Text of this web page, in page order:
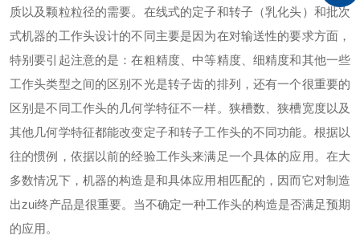
质以及颗粒粒径的需要。在线式的定子和转子（乳化头）和批次
式机器的工作头设计的不同主要是因为在对输送性的要求方面，
特别要引起注意的是：在粗精度、中等精度、细精度和其他一些
工作头类型之间的区别不光是转子齿的排列，还有一个很重要的
区别是不同工作头的几何学特征不一样。狭槽数、狭槽宽度以及
其他几何学特征都能改变定子和转子工作头的不同功能。根据以
往的惯例，依据以前的经验工作头来满足一个具体的应用。在大
多数情况下，机器的构造是和具体应用相匹配的，因而它对制造
出zui终产品是很重要。当不确定一种工作头的构造是否满足预期
的应用。